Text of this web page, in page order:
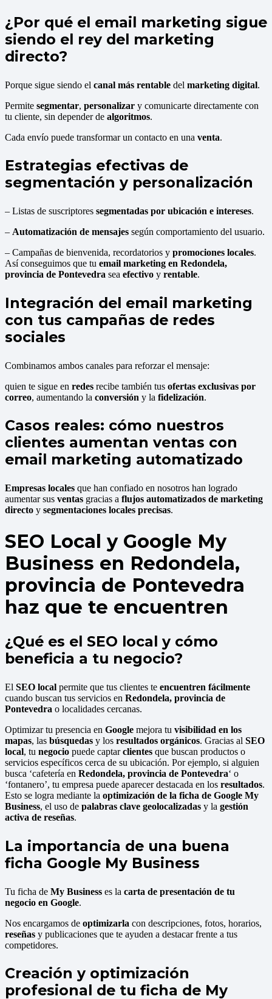
¿Por qué el email marketing sigue
siendo el rey del marketing
directo?
Porque sigue siendo el canal más rentable del marketing digital.
Permite segmentar, personalizar y comunicarte directamente con
tu cliente, sin depender de algoritmos.
Cada envío puede transformar un contacto en una venta.
Estrategias efectivas de
segmentación y personalización
– Listas de suscriptores segmentadas por ubicación e intereses.
– Automatización de mensajes según comportamiento del usuario.
– Campañas de bienvenida, recordatorios y promociones locales.
Así conseguimos que tu email marketing en Redondela,
provincia de Pontevedra sea efectivo y rentable.
Integración del email marketing
con tus campañas de redes
sociales
Combinamos ambos canales para reforzar el mensaje:
quien te sigue en redes recibe también tus ofertas exclusivas por
correo, aumentando la conversión y la fidelización.
Casos reales: cómo nuestros
clientes aumentan ventas con
email marketing automatizado
Empresas locales que han confiado en nosotros han logrado
aumentar sus ventas gracias a flujos automatizados de marketing
directo y segmentaciones locales precisas.
SEO Local y Google My
Business en Redondela,
provincia de Pontevedra
haz que te encuentren
¿Qué es el SEO local y cómo
beneficia a tu negocio?
El SEO local permite que tus clientes te encuentren fácilmente
cuando buscan tus servicios en Redondela, provincia de
Pontevedra o localidades cercanas.
Optimizar tu presencia en Google mejora tu visibilidad en los
mapas, las búsquedas y los resultados orgánicos. Gracias al SEO
local, tu negocio puede captarclientes que buscan productos o
servicios específicos cerca de su ubicación. Por ejemplo, si alguien
busca ‘cafetería en Redondela, provincia de Pontevedra‘ o
‘fontanero’, tu empresa puede aparecer destacada en los resultados.
Esto se logra mediante la optimización de la ficha de Google My
Business, el uso de palabras clave geolocalizadas y la gestión
activa de reseñas.
La importancia de una buena
ficha Google My Business
Tu ficha de My Business es la carta de presentación de tu
negocio en Google.
Nos encargamos de optimizarla con descripciones, fotos, horarios,
reseñas y publicaciones que te ayuden a destacar frente a tus
competidores.
Creación y optimización
profesional de tu ficha de My